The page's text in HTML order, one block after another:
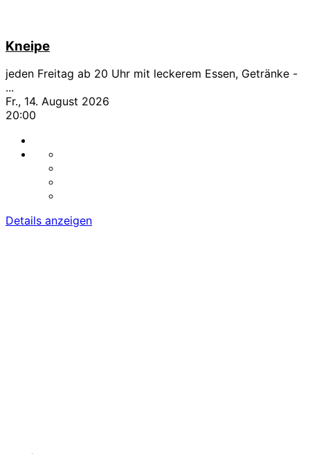
Kneipe
jeden Freitag ab 20 Uhr mit leckerem Essen, Getränke -
...
Fr., 14. August 2026
20:00
Details anzeigen